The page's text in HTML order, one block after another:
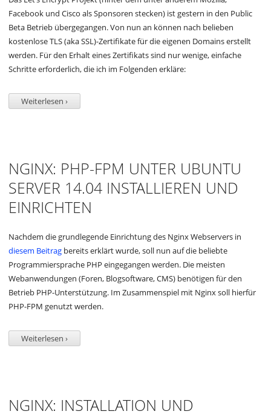
Facebook und Cisco als Sponsoren stecken) ist gestern in den Public
Beta Betrieb übergegangen. Von nun an können nach belieben
kostenlose TLS (aka SSL)-Zertifikate für die eigenen Domains erstellt
werden. Für den Erhalt eines Zertifikats sind nur wenige, einfache
Schritte erforderlich, die ich im Folgenden erkläre:
Weiterlesen ›
NGINX: PHP-FPM UNTER UBUNTU
SERVER 14.04 INSTALLIEREN UND
EINRICHTEN
Nachdem die grundlegende Einrichtung des Nginx Webservers in
diesem Beitrag bereits erklärt wurde, soll nun auf die beliebte
Programmiersprache PHP eingegangen werden. Die meisten
Webanwendungen (Foren, Blogsoftware, CMS) benötigen für den
Betrieb PHP-Unterstützung. Im Zusammenspiel mit Nginx soll hierfür
PHP-FPM genutzt werden.
Weiterlesen ›
NGINX: INSTALLATION UND